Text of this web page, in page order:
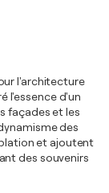
l'architecture
l'essence d'un
façades et les
des
et ajoutent
des souvenirs